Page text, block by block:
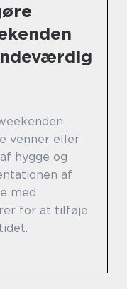
venner eller
hygge og
af
med
for at tilføje